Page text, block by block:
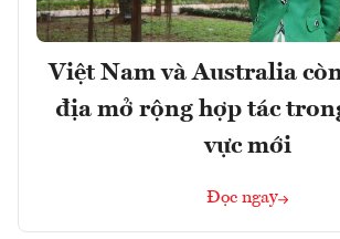
Việt Nam và Australia
địa mở rộng hợp tác
vực mới
Đọc ngay